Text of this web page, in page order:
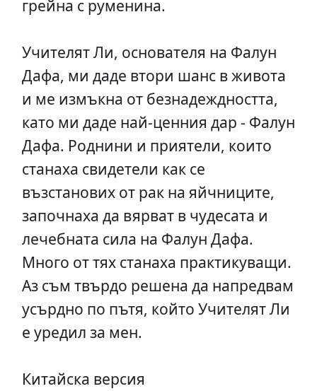
грейна с руменина.
Учителят Ли, основателя на Фалун
Дафа, ми даде втори шанс в живота
и ме измъкна от безнадеждността,
като ми даде най-ценния дар - Фалун
Дафа. Роднини и приятели, които
станаха свидетели как се
възстанових от рак на яйчниците,
започнаха да вярват в чудесата и
лечебната сила на Фалун Дафа.
Много от тях станаха практикуващи.
Аз съм твърдо решена да напредвам
усърдно по пътя, който Учителят Ли
е уредил за мен.
Китайска версия